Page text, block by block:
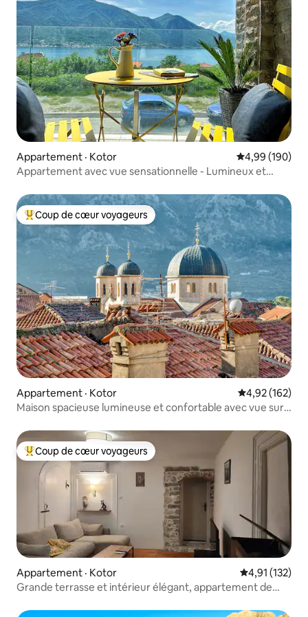
Appartement · Kotor Note
4,99 (190)
Appartement avec vue sensationnelle - Lumineux et
Coup de cœur voyageurs parmi les plus aimés
Coup de cœur voyageurs
Appartement · Kotor Note
4,92 (162)
Maison spacieuse lumineuse et confortable avec vue sur
Coup de cœur voyageurs parmi les plus aimés
Coup de cœur voyageurs
Appartement · Kotor Note
4,91 (132)
Grande terrasse et intérieur élégant, appartement de